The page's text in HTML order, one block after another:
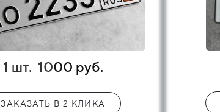
1 шт. 1000 руб.
ЗАКАЗАТЬ В 2 КЛИКА